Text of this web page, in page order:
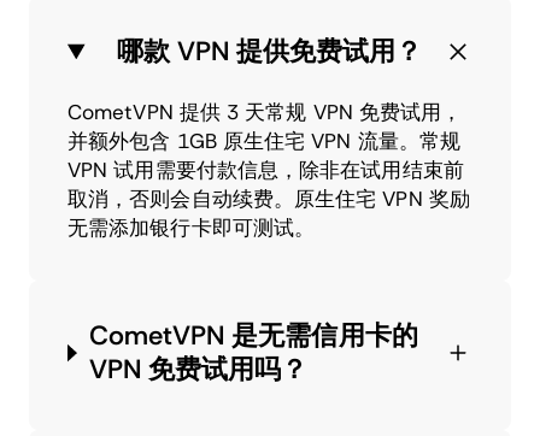
哪款 VPN 提供免费试用？
CometVPN 提供 3 天常规 VPN 免费试用，
并额外包含 1GB 原生住宅 VPN 流量。常规
VPN 试用需要付款信息，除非在试用结束前
取消，否则会自动续费。原生住宅 VPN 奖励
无需添加银行卡即可测试。
CometVPN 是无需信用卡的
VPN 免费试用吗？